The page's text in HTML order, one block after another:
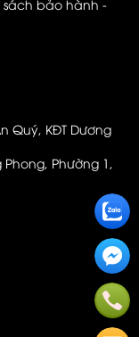
bảo hành -
Quý, KĐT Dương
Phường 1,